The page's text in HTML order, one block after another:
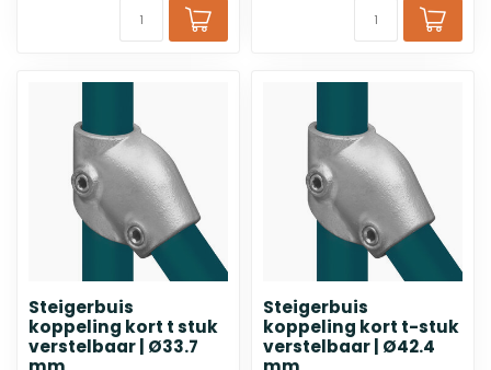
Steigerbuis
koppeling kort t stuk
verstelbaar | Ø33.7
Steigerbuis
koppeling kort t-stuk
verstelbaar | Ø42.4